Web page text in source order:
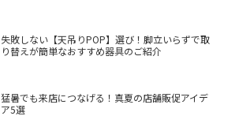
失敗しない【天吊りPOP】選び！脚立いらずで取
り替えが簡単なおすすめ器具のご紹介
猛暑でも来店につなげる！真夏の店舗販促アイデ
ア5選